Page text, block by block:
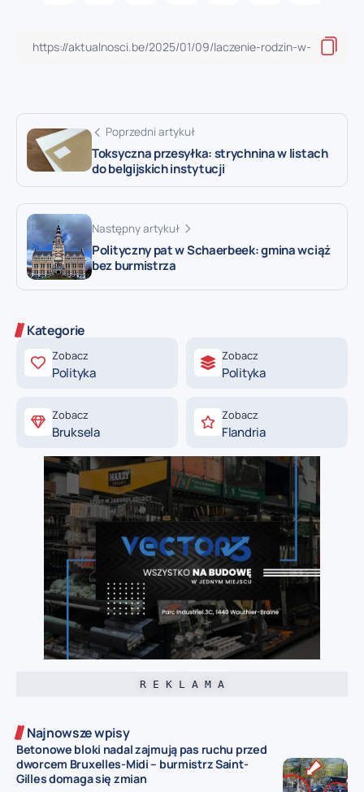
Poprzedni artykuł
Toksyczna przesyłka: strychnina w listach
do belgijskich instytucji
Następny artykuł
Polityczny pat w Schaerbeek: gmina wciąż
bez burmistrza
Kategorie
Zobacz
Polityka
Zobacz
Polityka
Zobacz
Bruksela
Zobacz
Flandria
R E K L A M A
Najnowsze wpisy
Betonowe bloki nadal zajmują pas ruchu przed
dworcem Bruxelles-Midi – burmistrz Saint-
Gilles domaga się zmian